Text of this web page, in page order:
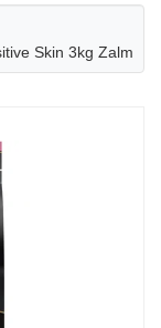
Skin 3kg Zalm